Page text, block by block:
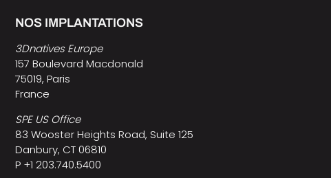
NOS IMPLANTATIONS
3Dnatives Europe
157 Boulevard Macdonald
75019, Paris
France
SPE US Office
83 Wooster Heights Road, Suite 125
Danbury, CT 06810
P +1 203.740.5400